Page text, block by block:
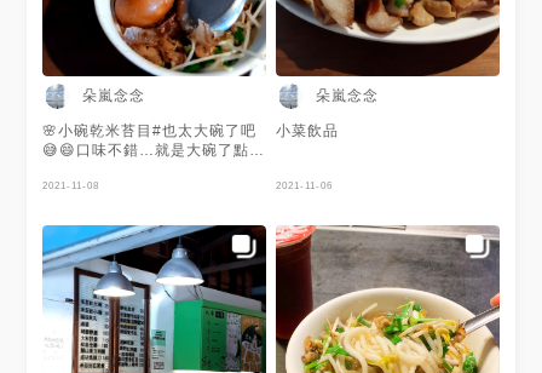
朵嵐念念
🌸小碗乾米苔目#也太大碗了吧
😅😄口味不錯…就是大碗了點
2021-11-08
朵嵐念念
小菜飲品
2021-11-06